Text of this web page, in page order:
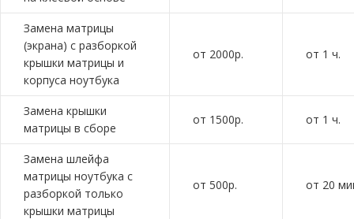
Замена матрицы
(экрана) с разборкой
крышки матрицы и
корпуса ноутбука
от 2000р. от 1 ч.
Замена крышки
матрицы в сборе
от 1500р. от 1 ч.
Замена шлейфа
матрицы ноутбука с
разборкой только
крышки матрицы
от 500р. от 20